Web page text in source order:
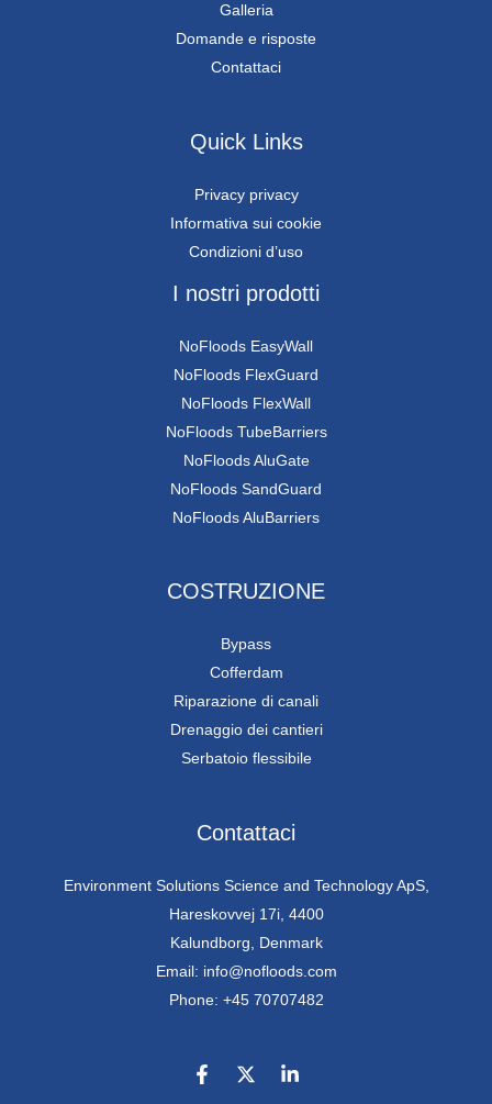
Galleria
Domande e risposte
Contattaci
Quick Links
Privacy privacy
Informativa sui cookie
Condizioni d’uso
I nostri prodotti
NoFloods EasyWall
NoFloods FlexGuard
NoFloods FlexWall
NoFloods TubeBarriers
NoFloods AluGate
NoFloods SandGuard
NoFloods AluBarriers
COSTRUZIONE
Bypass
Cofferdam
Riparazione di canali
Drenaggio dei cantieri
Serbatoio flessibile
Contattaci
Environment Solutions Science and Technology ApS,
Hareskovvej 17i, 4400
Kalundborg, Denmark
Email: info@nofloods.com
Phone: +45 70707482